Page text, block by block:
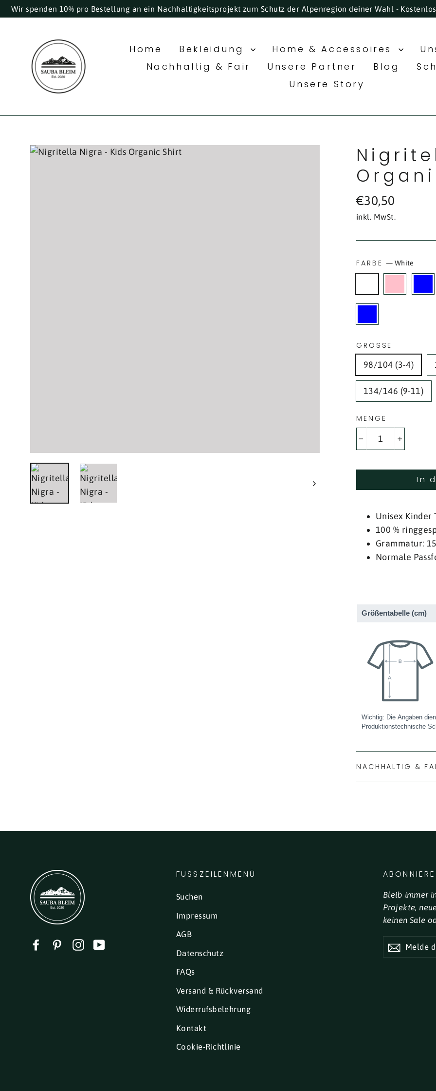
Direkt
zum
Wir spenden 10% pro Bestellung an ein Nachhaltigkeitsprojekt zum Schutz der Alpenregion deiner Wahl -
Home Bekleidung Home & Accessoires
Nachhaltig & Fair
Unsere Partner Blog
Unsere Story
Normaler
Preis
€30,50
inkl. MwSt.
FARBE—White
GRÖSSE
98/104 (3-4)
134/146 (9-11)
MENGE
In
Unisex Kinder
100 %
Grammatur:
Normale
NACHHALTIG &
FacebookPinterestInstagram
FUSSZEILENMENÜ
Suchen
Impressum
AGB
Datenschutz
FAQs
Versand & Rückversand
Widerrufsbelehrung
Kontakt
Cookie-Richtlinie
Bleib immer
Projekte,
keinen Sale
DICH
FÜR